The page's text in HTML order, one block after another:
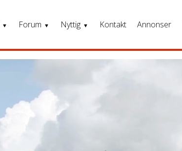
Forum Nyttig Kontakt Annonser